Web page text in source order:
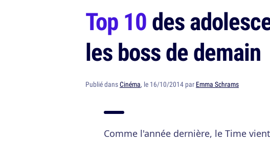
Top 10des
les boss de demain
Publié dansCinéma, le 16/10/2014 par Emma Schrams
Comme l'année dernière, le Time